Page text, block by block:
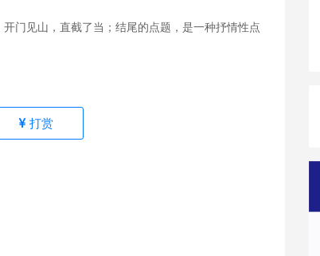
见山，直截了当；结尾的点题，是一种抒情性点
打赏